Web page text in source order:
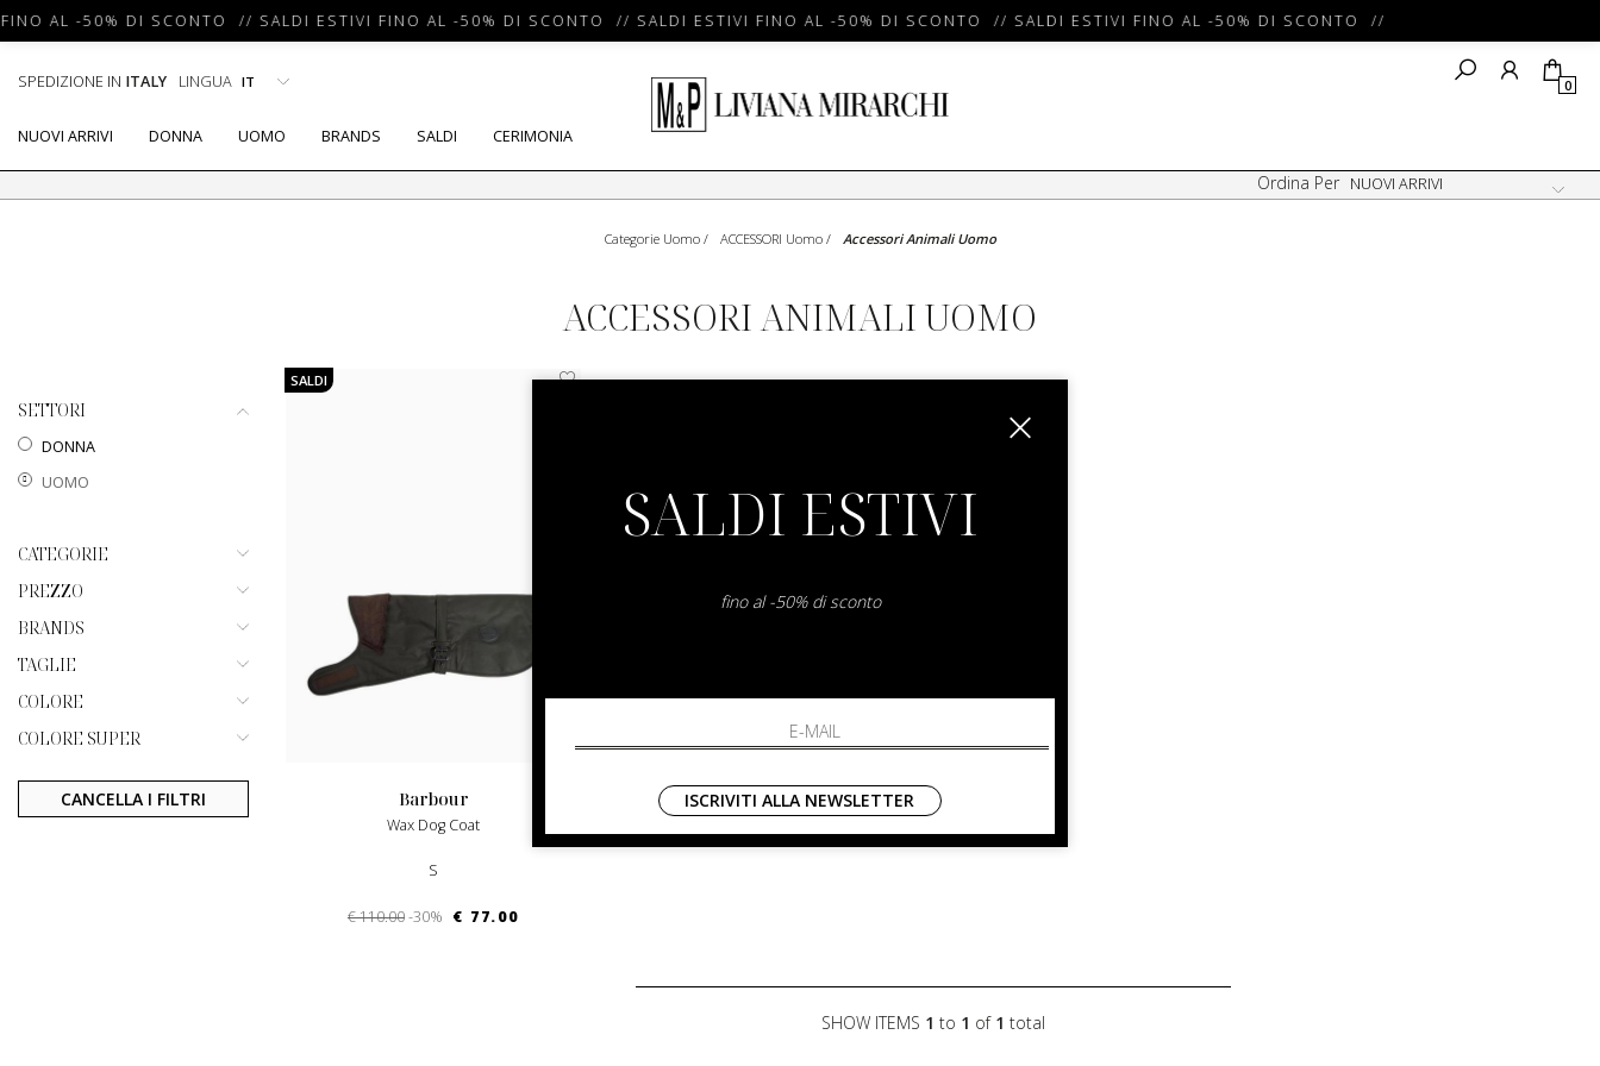
AL -50% DI SCONTO // SALDI ESTIVI FINO AL -50% DI SCONTO // SALDI ESTIVI FINO AL -50% DI SCONTO // SALDI ESTIVI FINO AL -50% DI SCONTO //
SPEDIZIONE IN ITALY LINGUA 0
NUOVI ARRIVI DONNA UOMO BRANDS SALDI CERIMONIA
Ordina Per
Categorie Uomo/ ACCESSORI Uomo/ Accessori Animali Uomo
ACCESSORI ANIMALI UOMO
SETTORI
DONNA
UOMO
CATEGORIE
PREZZO
BRANDS
TAGLIE
COLORE
COLORE SUPER
CANCELLA I FILTRI
SALDI
barbour
Wax Dog Coat
S
€ 110.00-30% € 77.00
SHOW ITEMS 1 to 1 of 1 total
SALDI ESTIVI
fino al -50% di sconto
ISCRIVITI ALLA NEWSLETTER